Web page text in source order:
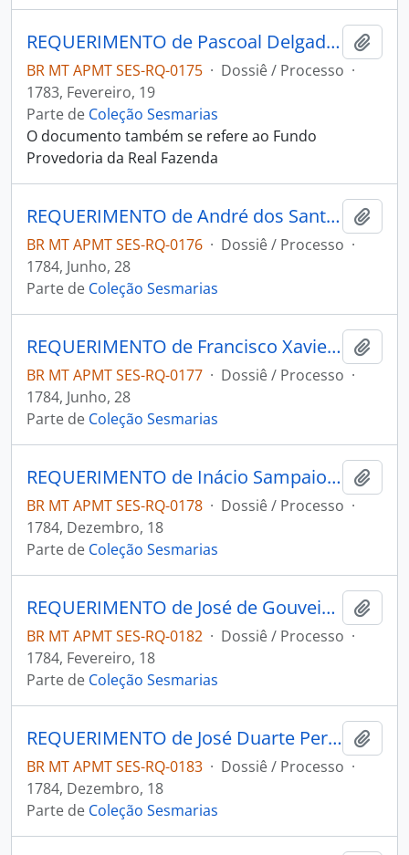
REQUERIMENTO de Pascoal Delgado Lobo para o Governador e Capitão-General da Capitania de Mato Grosso Luís de Albuquerque de Melo Pereira e Cáceres.
BR MT APMT SES-RQ-0175 · Dossiê / Processo ·
1783, Fevereiro, 19
Parte de Coleção Sesmarias
O documento também se refere ao Fundo
Provedoria da Real Fazenda
REQUERIMENTO de André dos Santos Ferreira ao Governador e Capitão-General da Capitania de Mato Grosso Luiz de Albuquerque de Melo Pereira e Cáceres.
BR MT APMT SES-RQ-0176 · Dossiê / Processo ·
1784, Junho, 28
Parte de Coleção Sesmarias
REQUERIMENTO de Francisco Xavier da Silva Pereira ao Governador e Capitão-General da Capitania de Mato Grosso Luiz de Albuquerque de Melo Pereira e Cáceres.
BR MT APMT SES-RQ-0177 · Dossiê / Processo ·
1784, Junho, 28
Parte de Coleção Sesmarias
REQUERIMENTO de Inácio Sampaio Couto ao Governador e Capitão-General da Capitania de Mato Grosso Luiz de Albuquerque de Melo Pereira e Cáceres.
BR MT APMT SES-RQ-0178 · Dossiê / Processo ·
1784, Dezembro, 18
Parte de Coleção Sesmarias
REQUERIMENTO de José de Gouveia Sá ao Governador e Capitão-General da Capitania de Mato Grosso Luiz de Albuquerque de Melo Pereira e Cáceres.
BR MT APMT SES-RQ-0182 · Dossiê / Processo ·
1784, Fevereiro, 18
Parte de Coleção Sesmarias
REQUERIMENTO de José Duarte Pereira ao Governador e Capitão-General da Capitania de Mato Grosso Luiz de Albuquerque de Melo Pereira e Cáceres.
BR MT APMT SES-RQ-0183 · Dossiê / Processo ·
1784, Dezembro, 18
Parte de Coleção Sesmarias